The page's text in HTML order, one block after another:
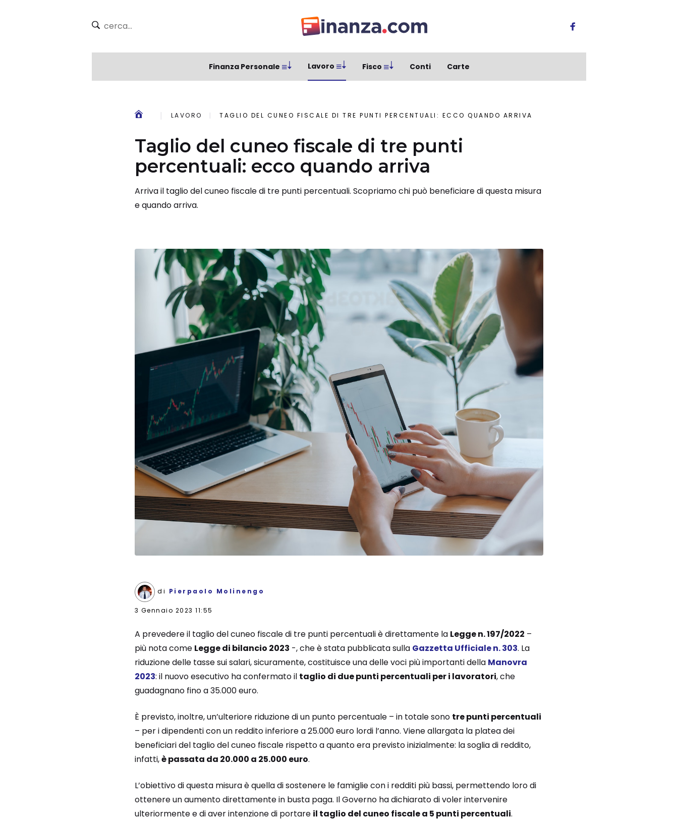
Finanza Personale Lavoro Fisco Conti Carte
LAVORO TAGLIO DEL CUNEO FISCALE DI TRE PUNTI PERCENTUALI: ECCO QUANDO ARRIVA
Taglio del cuneo fiscale di tre punti
percentuali: ecco quando arriva
Arriva il taglio del cuneo fiscale di tre punti percentuali. Scopriamo chi può beneficiare di questa misura
e quando arriva.
di Pierpaolo Molinengo
3 Gennaio 2023 11:55
A prevedere il taglio del cuneo fiscale di tre punti percentuali è direttamente la Legge n. 197/2022 –
più nota come Legge di bilancio 2023 -, che è stata pubblicata sulla Gazzetta Ufficiale n. 303. La
riduzione delle tasse sui salari, sicuramente, costituisce una delle voci più importanti della Manovra
2023: il nuovo esecutivo ha confermato il taglio di due punti percentuali per i lavoratori, che
guadagnano fino a 35.000 euro.
È previsto, inoltre, un’ulteriore riduzione di un punto percentuale – in totale sono tre punti percentuali
– per i dipendenti con un reddito inferiore a 25.000 euro lordi l’anno. Viene allargata la platea dei
beneficiari del taglio del cuneo fiscale rispetto a quanto era previsto inizialmente: la soglia di reddito,
infatti,è passata da 20.000 a 25.000 euro.
L’obiettivo di questa misura è quella di sostenere le famiglie con i redditi più bassi, permettendo loro di
ottenere un aumento direttamente in busta paga. Il Governo ha dichiarato di voler intervenire
ulteriormente e di aver intenzione di portare il taglio del cuneo fiscale a 5 punti percentuali.